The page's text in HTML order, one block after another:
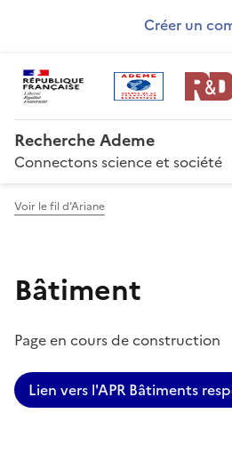
principal
Ademe
account
menu
Créer un
Recherche Ademe
Connectons science et société
Voir le fil d’Ariane
Bâtiment
Page en cours de construction
Lien vers l'APR Bâtiments